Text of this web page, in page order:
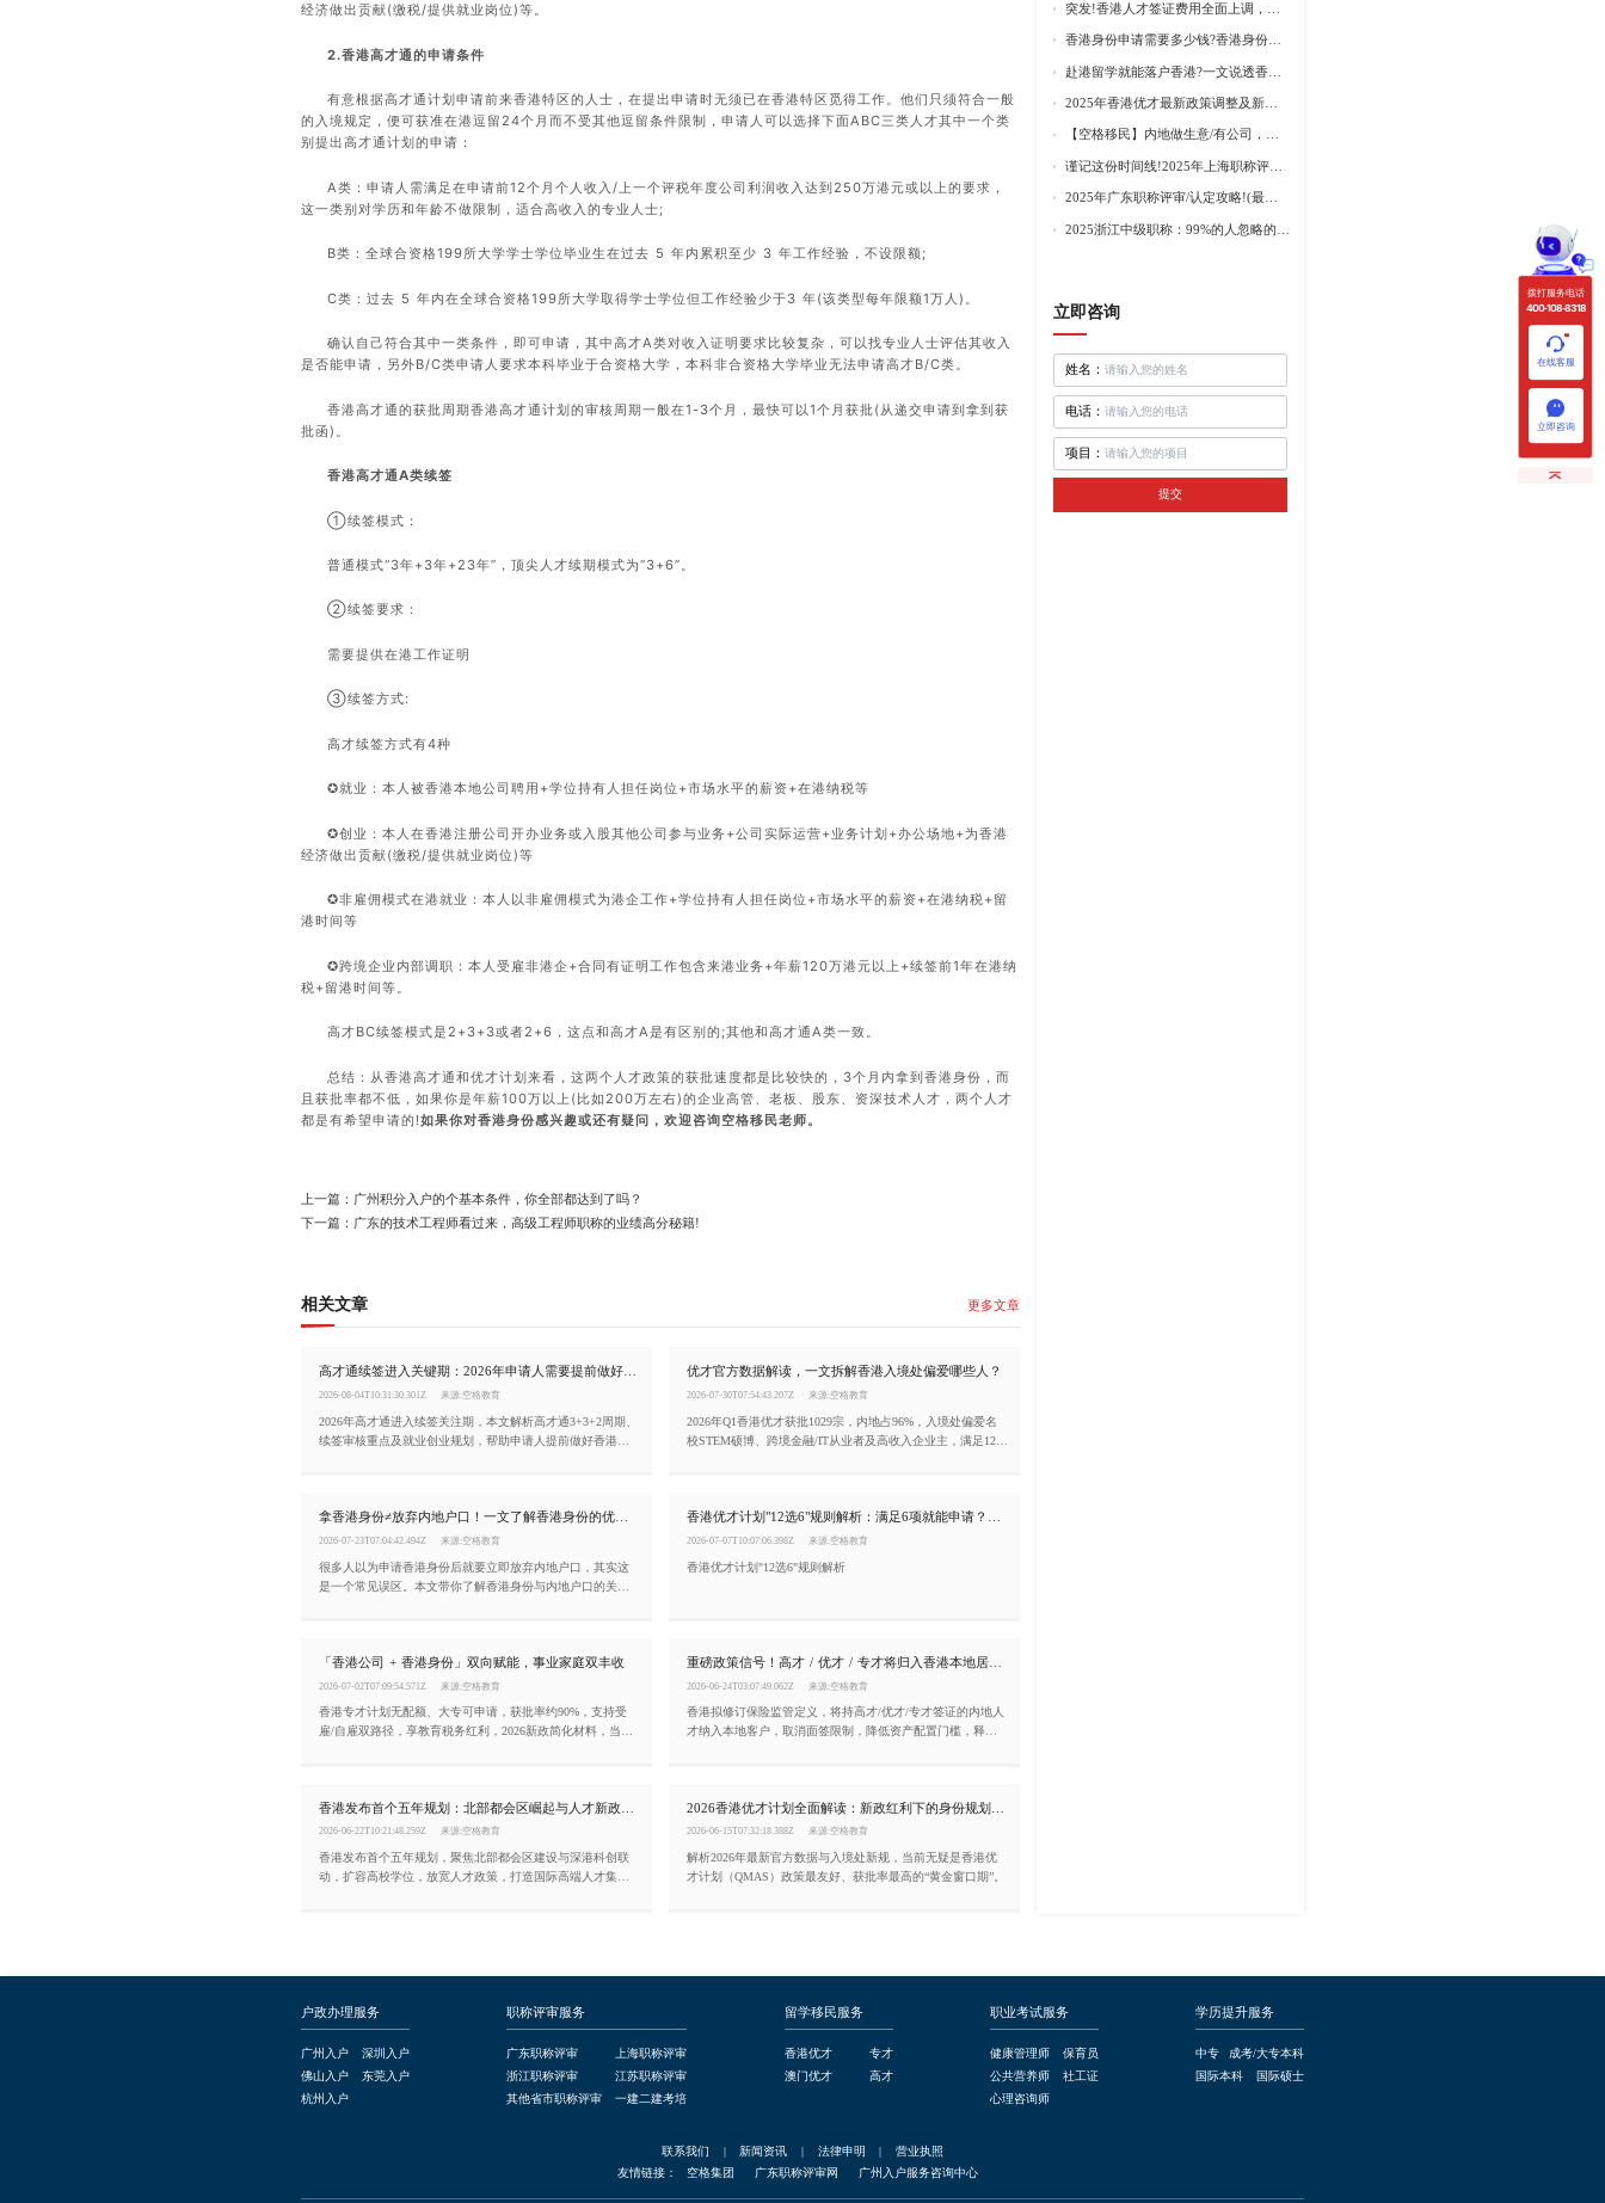
拨打服务电话
400-108-8318
在线客服
立即咨询
经济做出贡献(缴税/提供就业岗位)等。
2.香港高才通的申请条件
有意根据高才通计划申请前来香港特区的人士，在提出申请时无须已在香港特区觅得工作。他们只须符合一般
的入境规定，便可获准在港逗留24个月而不受其他逗留条件限制，申请人可以选择下面ABC三类人才其中一个类
别提出高才通计划的申请：
A类：申请人需满足在申请前12个月个人收入/上一个评税年度公司利润收入达到250万港元或以上的要求，
这一类别对学历和年龄不做限制，适合高收入的专业人士;
B类：全球合资格199所大学学士学位毕业生在过去 5 年内累积至少 3 年工作经验，不设限额;
C类：过去 5 年内在全球合资格199所大学取得学士学位但工作经验少于3 年(该类型每年限额1万人)。
确认自己符合其中一类条件，即可申请，其中高才A类对收入证明要求比较复杂，可以找专业人士评估其收入
是否能申请，另外B/C类申请人要求本科毕业于合资格大学，本科非合资格大学毕业无法申请高才B/C类。
香港高才通的获批周期香港高才通计划的审核周期一般在1-3个月，最快可以1个月获批(从递交申请到拿到获
批函)。
香港高才通A类续签
①续签模式：
普通模式“3年+3年+23年”，顶尖人才续期模式为“3+6”。
②续签要求：
需要提供在港工作证明
③续签方式:
高才续签方式有4种
✪就业：本人被香港本地公司聘用+学位持有人担任岗位+市场水平的薪资+在港纳税等
✪创业：本人在香港注册公司开办业务或入股其他公司参与业务+公司实际运营+业务计划+办公场地+为香港
经济做出贡献(缴税/提供就业岗位)等
✪非雇佣模式在港就业：本人以非雇佣模式为港企工作+学位持有人担任岗位+市场水平的薪资+在港纳税+留
港时间等
✪跨境企业内部调职：本人受雇非港企+合同有证明工作包含来港业务+年薪120万港元以上+续签前1年在港纳
税+留港时间等。
高才BC续签模式是2+3+3或者2+6，这点和高才A是有区别的;其他和高才通A类一致。
总结：从香港高才通和优才计划来看，这两个人才政策的获批速度都是比较快的，3个月内拿到香港身份，而
且获批率都不低，如果你是年薪100万以上(比如200万左右)的企业高管、老板、股东、资深技术人才，两个人才
都是有希望申请的!如果你对香港身份感兴趣或还有疑问，欢迎咨询空格移民老师。
上一篇：广州积分入户的个基本条件，你全部都达到了吗？
下一篇：广东的技术工程师看过来，高级工程师职称的业绩高分秘籍!
相关文章 更多文章
高才通续签进入关键期：2026年申请人需要提前做好哪些规划？
2026-08-04T10:31:30.301Z 来源:空格教育
2026年高才通进入续签关注期，本文解析高才通3+3+2周期、
续签审核重点及就业创业规划，帮助申请人提前做好香港身
优才官方数据解读，一文拆解香港入境处偏爱哪些人？
2026-07-30T07:54:43.207Z 来源:空格教育
2026年Q1香港优才获批1029宗，内地占96%，入境处偏爱名
校STEM硕博、跨境金融/IT从业者及高收入企业主，满足12项
拿香港身份≠放弃内地户口！一文了解香港身份的优势及三大申请途径
2026-07-23T07:04:42.494Z 来源:空格教育
很多人以为申请香港身份后就要立即放弃内地户口，其实这
是一个常见误区。本文带你了解香港身份与内地户口的关
2026-07-07T10:07:06.398Z 来源:空格教育
香港优才计划"12选6"规则解析
「香港公司 + 香港身份」双向赋能，事业家庭双丰收
2026-07-02T07:09:54.571Z 来源:空格教育
香港专才计划无配额、大专可申请，获批率约90%，支持受
雇/自雇双路径，享教育税务红利，2026新政简化材料，当下
重磅政策信号！高才 / 优才 / 专才将归入香港本地居民，资产配置全面松绑
2026-06-24T03:07:49.062Z 来源:空格教育
香港拟修订保险监管定义，将持高才/优才/专才签证的内地人
才纳入本地客户，取消面签限制，降低资产配置门槛，释放
香港发布首个五年规划：北部都会区崛起与人才新政解析
2026-06-22T10:21:48.259Z 来源:空格教育
香港发布首个五年规划，聚焦北部都会区建设与深港科创联
动，扩容高校学位，放宽人才政策，打造国际高端人才集聚
2026-06-15T07:32:18.388Z 来源:空格教育
解析2026年最新官方数据与入境处新规，当前无疑是香港优
才计划（QMAS）政策最友好、获批率最高的“黄金窗口期”。
【空格移民】内地做生意/有公司，学历不高怎么办理香港身份?
立即咨询
姓名：
电话：
项目：
提交
户政办理服务
广州入户
深圳入户
佛山入户
东莞入户
杭州入户
职称评审服务
广东职称评审
上海职称评审
浙江职称评审
江苏职称评审
其他省市职称评审
一建二建考培
留学移民服务
香港优才
专才
澳门优才
高才
职业考试服务
健康管理师
保育员
公共营养师
社工证
心理咨询师
学历提升服务
中专
成考/大专本科
国际本科
国际硕士
联系我们 | 新闻资讯 | 法律申明 |
营业执照
友情链接：
空格集团 广东职称评审网 广州入户服务咨询中心